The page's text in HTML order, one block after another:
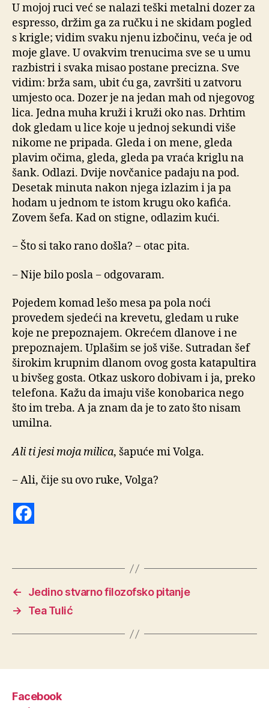
U mojoj ruci već se nalazi teški metalni dozer za
espresso, držim ga za ručku i ne skidam pogled
s krigle; vidim svaku njenu izbočinu, veća je od
moje glave. U ovakvim trenucima sve se u umu
razbistri i svaka misao postane precizna. Sve
vidim: brža sam, ubit ću ga, završiti u zatvoru
umjesto oca. Dozer je na jedan mah od njegovog
lica. Jedna muha kruži i kruži oko nas. Drhtim
dok gledam u lice koje u jednoj sekundi više
nikome ne pripada. Gleda i on mene, gleda
plavim očima, gleda, gleda pa vraća kriglu na
šank. Odlazi. Dvije novčanice padaju na pod.
Desetak minuta nakon njega izlazim i ja pa
hodam u jednom te istom krugu oko kafića.
Zovem šefa. Kad on stigne, odlazim kući.
− Što si tako rano došla? − otac pita.
− Nije bilo posla − odgovaram.
Pojedem komad lešo mesa pa pola noći
provedem sjedeći na krevetu, gledam u ruke
koje ne prepoznajem. Okrećem dlanove i ne
prepoznajem. Uplašim se još više. Sutradan šef
širokim krupnim dlanom ovog gosta katapultira
u bivšeg gosta. Otkaz uskoro dobivam i ja, preko
telefona. Kažu da imaju više konobarica nego
što im treba. A ja znam da je to zato što nisam
umilna.
Ali ti jesi moja milica, šapuće mi Volga.
− Ali, čije su ovo ruke, Volga?
←
Jedino stvarno filozofsko pitanje
→
Tea Tulić
Facebook